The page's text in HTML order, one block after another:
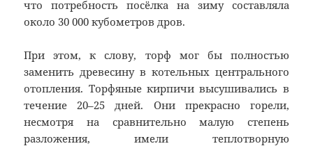
что потребность посёлка на зиму составляла
около 30 000 кубометров дров.
При этом, к слову, торф мог бы полностью
заменить древесину в котельных центрального
отопления. Торфяные кирпичи высушивались в
течение 20–25 дней. Они прекрасно горели,
несмотря на сравнительно малую степень
разложения, имели теплотворную